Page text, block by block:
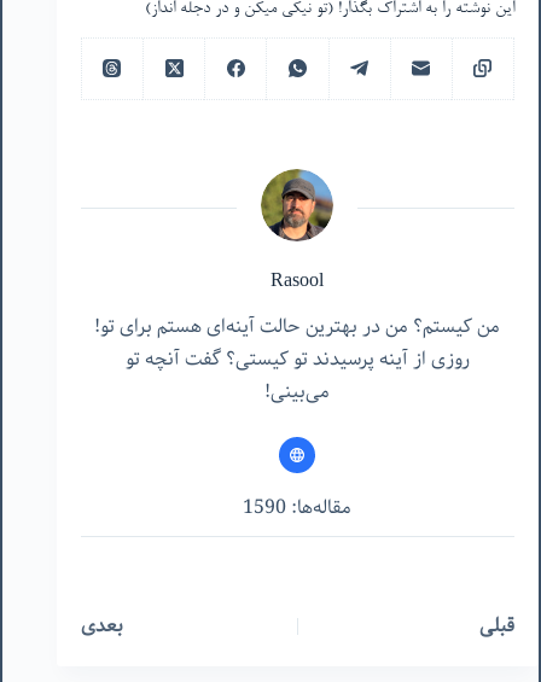
این نوشته را به اشتراک بگذار! (تو نیکی میکن و در دجله انداز)
Rasool
من کیستم؟ من در بهترین حالت آینه‌ای هستم برای تو!
روزی از آینه پرسیدند تو کیستی؟ گفت آنچه تو
می‌بینی!
مقاله‌ها: 1590
قبلی بعدی